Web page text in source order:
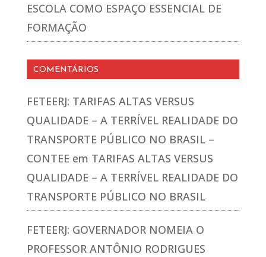
ESCOLA COMO ESPAÇO ESSENCIAL DE
FORMAÇÃO
COMENTÁRIOS
FETEERJ: TARIFAS ALTAS VERSUS
QUALIDADE – A TERRÍVEL REALIDADE DO
TRANSPORTE PÚBLICO NO BRASIL –
CONTEE em TARIFAS ALTAS VERSUS
QUALIDADE – A TERRÍVEL REALIDADE DO
TRANSPORTE PÚBLICO NO BRASIL
FETEERJ: GOVERNADOR NOMEIA O
PROFESSOR ANTÔNIO RODRIGUES